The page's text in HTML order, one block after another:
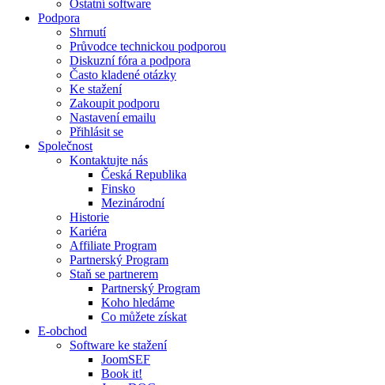
Ostatní software
Podpora
Shrnutí
Průvodce technickou podporou
Diskuzní fóra a podpora
Často kladené otázky
Ke stažení
Zakoupit podporu
Nastavení emailu
Přihlásit se
Společnost
Kontaktujte nás
Česká Republika
Finsko
Mezinárodní
Historie
Kariéra
Affiliate Program
Partnerský Program
Staň se partnerem
Partnerský Program
Koho hledáme
Co můžete získat
E-obchod
Software ke stažení
JoomSEF
Book it!